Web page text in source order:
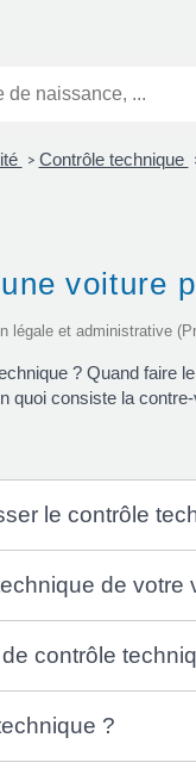
> Contrôle technique
voiture
légale et administrative
? Quand faire
quoi consiste la
le contrôle
de votre
contrôle
?